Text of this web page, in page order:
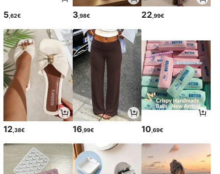
5 ,62€ 3,98€ 22 ,99€
12,38€ 16,99€ 10,69€